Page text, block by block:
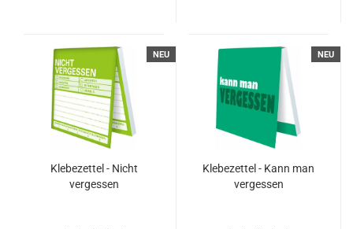
NEU
Klebezettel - Nicht
vergessen
NEU
Klebezettel - Kann man
vergessen